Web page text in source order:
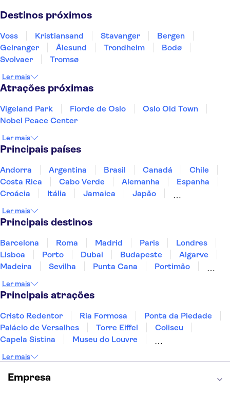
Destinos próximos
Voss Kristiansand Stavanger
Bergen
Geiranger
Ålesund Trondheim
Bodø
Svolvaer
Tromsø
Ler mais
Atrações próximas
Vigeland Park Fiorde de Oslo
Oslo Old Town
Nobel Peace Center
Ler mais
Principais países
Andorra Argentina Brasil Canadá
Chile
Costa Rica
Cabo Verde Alemanha
Espanha
Croácia
Itália Jamaica
Japão
Portugal
Singapura
Ler mais
Principais destinos
Barcelona Roma Madrid Paris
Londres
Lisboa
Porto Dubai Budapeste
Algarve
Madeira
Sevilha Punta Cana
Portimão
Sesimbra
Ler mais
Principais atrações
Cristo Redentor Ria Formosa
Ponta da Piedade
Palácio de Versalhes
Torre Eiffel
Coliseu
Capela Sistina
Museu do Louvre
Torre de Belém
Caminito del Rey
Castelo de São Jorge
Ler mais
Empresa